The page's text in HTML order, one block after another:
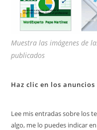
Muestra las imágenes de
publicados
Haz clic en los anuncios
Lee mis entradas sobre los
algo, me lo puedes indicar